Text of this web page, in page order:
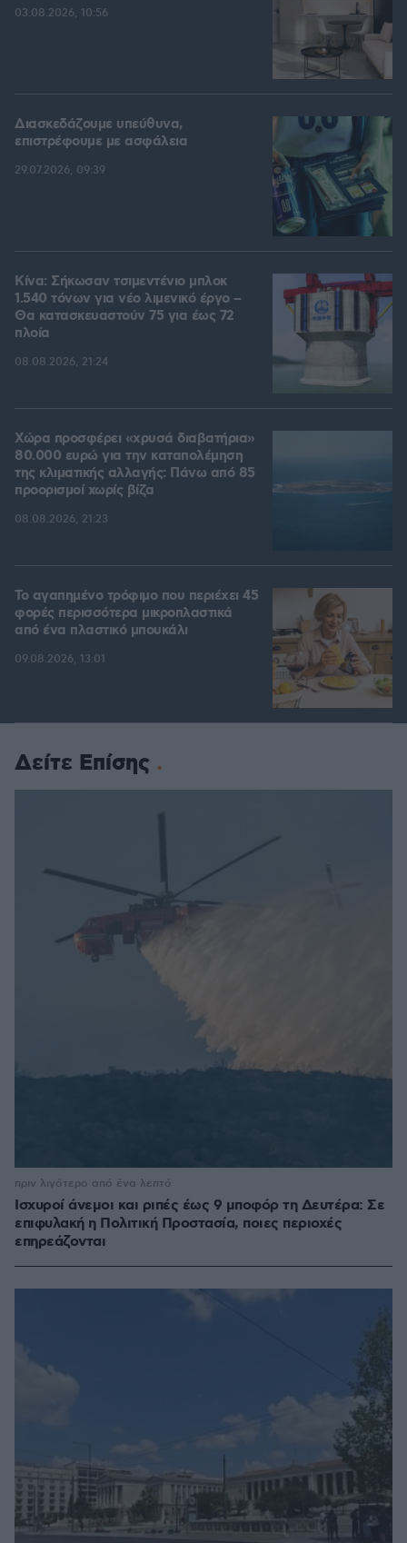
03.08.2026, 10:56
Διασκεδάζουμε υπεύθυνα,
επιστρέφουμε με ασφάλεια
29.07.2026, 09:39
Κίνα: Σήκωσαν τσιμεντένιο μπλοκ
1.540 τόνων για νέο λιμενικό έργο –
Θα κατασκευαστούν 75 για έως 72
πλοία
08.08.2026, 21:24
Χώρα προσφέρει «χρυσά διαβατήρια»
80.000 ευρώ για την καταπολέμηση
της κλιματικής αλλαγής: Πάνω από 85
προορισμοί χωρίς βίζα
08.08.2026, 21:23
Το αγαπημένο τρόφιμο που περιέχει 45
φορές περισσότερα μικροπλαστικά
από ένα πλαστικό μπουκάλι
09.08.2026, 13:01
Δείτε Επίσης
Ισχυροί άνεμοι και ριπές έως 9 μποφόρ τη Δευτέρα: Σε
επιφυλακή η Πολιτική Προστασία, ποιες περιοχές
επηρεάζονται
πριν λιγότερο από ένα λεπτό